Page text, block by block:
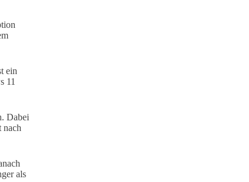
ein
11
Dabei
nach
als